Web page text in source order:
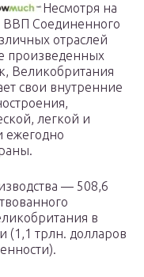
Несмотря на
ВВП Соединенного
отраслей
произведенных
Великобритания
свои внутренние
легкой и
ежегодно
— 508,6
в
(1,1 трлн. долларов